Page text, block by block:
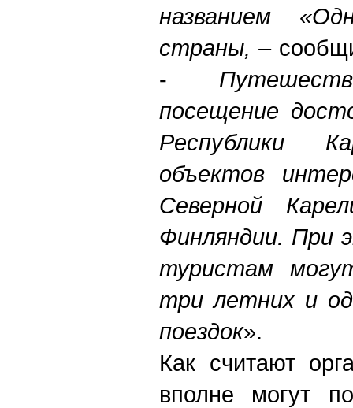
названием
страны, –
-
посещение
Республики
объектов
Северной
Финляндии. При
туристам
три летних и
поездок».
Как считают
вполне могут